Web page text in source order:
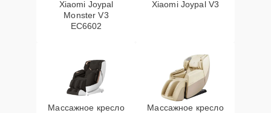
Xiaomi Joypal
Monster V3
EC6602
Xiaomi Joypal V3
Массажное кресло
Массажное кресло